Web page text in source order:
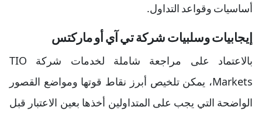
أساسيات وقواعد التداول.
إيجابيات وسلبيات شركة تي آي أو ماركتس
بالاعتماد على مراجعة شاملة لخدمات شركة TIO
Markets، يمكن تلخيص أبرز نقاط قوتها ومواضع القصور
الواضحة التي يجب على المتداولين أخذها بعين الاعتبار قبل